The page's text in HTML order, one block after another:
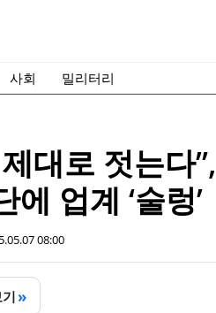
사회 밀리터리
대로 젓는다
업계 ‘술렁’
08:00
»